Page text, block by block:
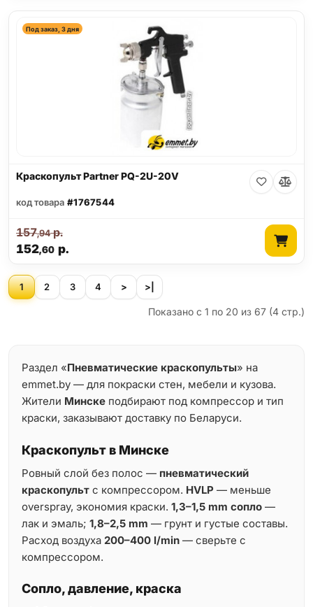
Под заказ, 3 дня
Краскопульт Partner PQ-2U-20V
код товара #1767544
152,60р.
157,94р.
1 2 3 4 > >|
Показано с 1 по 20 из 67 (4 стр.)
Раздел «Пневматические краскопульты» на
emmet.by — для покраски стен, мебели и кузова.
Жители Минске подбирают под компрессор и тип
краски, заказывают доставку по Беларуси.
Краскопульт в Минске
Ровный слой без полос — пневматический
краскопульт с компрессором. HVLP — меньше
overspray, экономия краски. 1,3–1,5 mm сопло —
лак и эмаль; 1,8–2,5 mm — грунт и густые составы.
Расход воздуха 200–400 l/min — сверьте с
компрессором.
Сопло, давление, краска